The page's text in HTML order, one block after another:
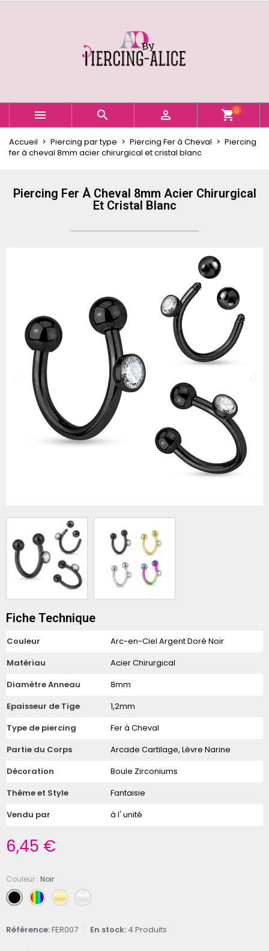
   shopping_cart0
Accueil Piercing par type Piercing Fer à Cheval
Piercing
fer à cheval 8mm acier chirurgical et cristal blanc
Piercing Fer À Cheval 8mm Acier Chirurgical
Et Cristal Blanc
Fiche Technique
Couleur
Arc-en-Ciel Argent Doré Noir
Matériau
Acier Chirurgical
Diamètre Anneau
8mm
Epaisseur de Tige
1,2mm
Type de piercing
Fer à Cheval
Partie du Corps
Arcade Cartilage, Lèvre Narine
Décoration
Boule Zirconiums
Thème et Style
Fantaisie
Vendu par
à l' unité
6,45 €
Couleur Noir
Référence FER007 En stock 4 Produits
Créer une nouvelle liste
Nom de la liste d'envies
Annuler Créer une liste d'envies
Vous devez être connecté pour ajouter des produits
à votre liste d'envies.
Annuler Connexion